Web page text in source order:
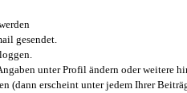
gesendet.
unter Profil ändern oder weitere
(dann erscheint unter jedem Ihrer